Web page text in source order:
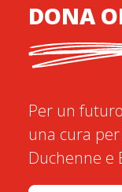
DONA
Per un
una cura
Duchenne e